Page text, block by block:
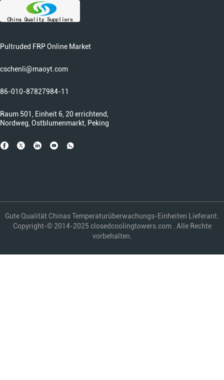
Pultruded FRP Online Market
cschenli@maoyt.com
86-010-87827984-11
Raum 501, Einheit 6, 20 errichtend,
Nordweg, Ostblumenmarkt, Peking
Gute Qualität Chinas Temperaturüberwachungs-Einheiten Lieferant.
Copyright-© 2014-2025 closedcoolingtowers.com . Alle Rechte
vorbehalten.